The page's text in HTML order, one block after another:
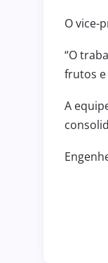
O vice-
“O
frutos e
A